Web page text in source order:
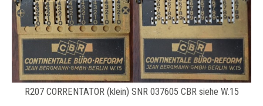
R207 CORRENTATOR (klein) SNR 037605 CBR siehe W.15